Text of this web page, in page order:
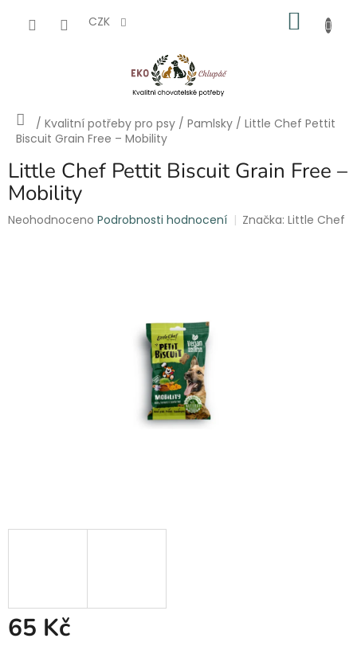
CZK
Domů
/ Kvalitní potřeby pro psy / Pamlsky / Little Chef Pettit
Biscuit Grain Free – Mobility
Little Chef Pettit Biscuit Grain Free –
Mobility
Průměrné
Neohodnoceno Podrobnosti hodnocení Značka:Little Chef
65 Kč